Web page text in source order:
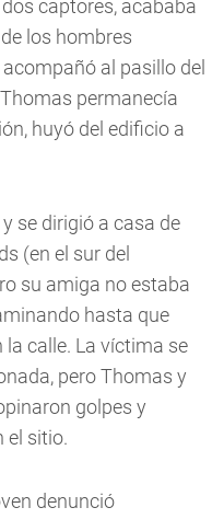
captores, acababa
los hombres
al pasillo del
permanecía
huyó del edificio a
se dirigió a casa de
(en el sur del
su amiga no estaba
hasta que
calle. La víctima se
pero Thomas y
golpes y
el sitio.
denunció